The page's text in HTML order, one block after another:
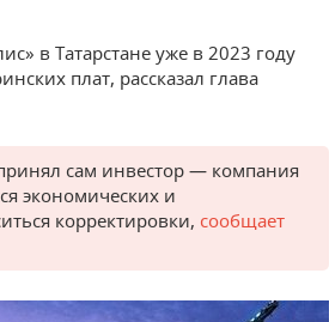
в Татарстане уже в 2023 году
плат, рассказал глава
сам инвестор — компания
экономических и
корректировки, сообщает